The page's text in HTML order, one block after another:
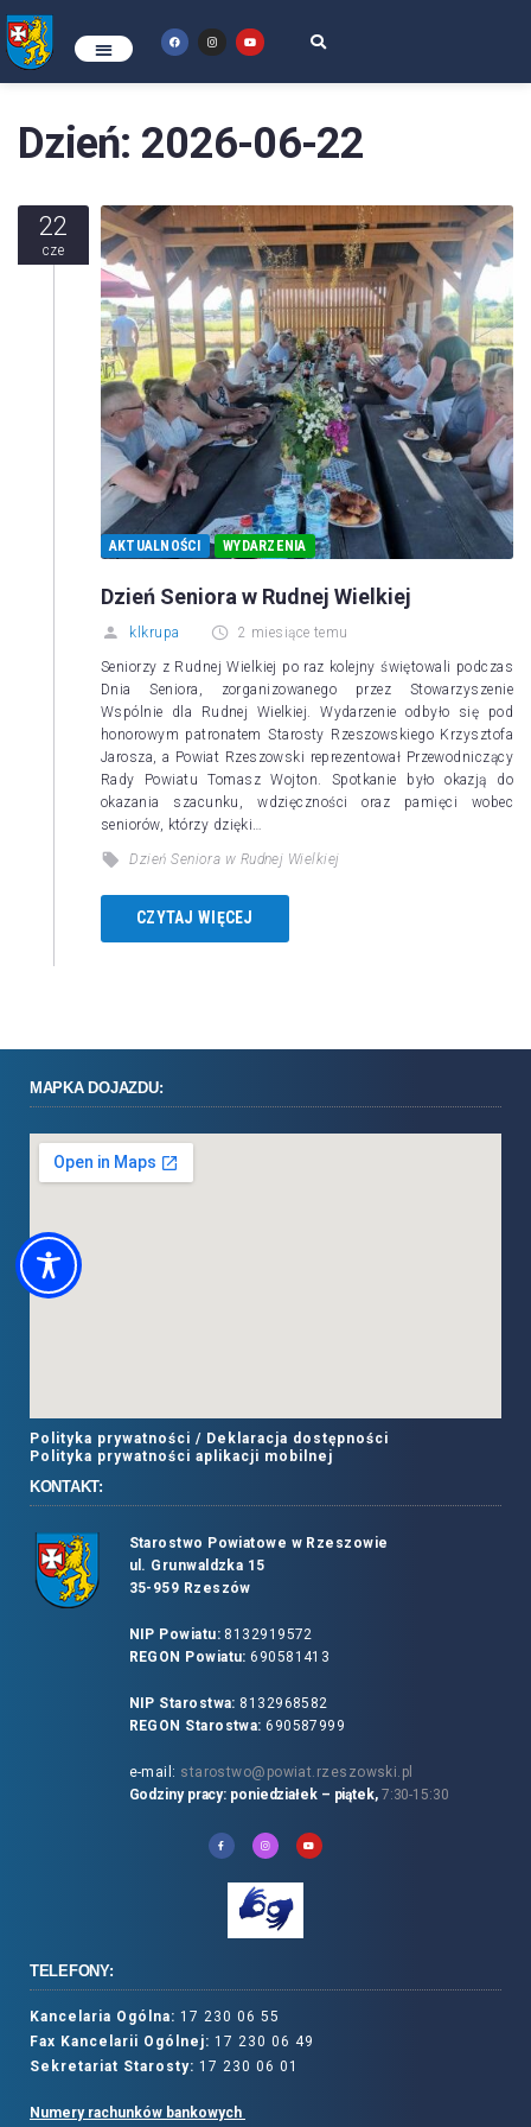
Dzień: 2026-06-22
22
cze
AKTUALNOŚCI WYDARZENIA
Dzień Seniora w Rudnej Wielkiej
klkrupa 2 miesiące temu
Seniorzy z Rudnej Wielkiej po raz kolejny świętowali podczas
Dnia Seniora, zorganizowanego przez Stowarzyszenie
Wspólnie dla Rudnej Wielkiej. Wydarzenie odbyło się pod
honorowym patronatem Starosty Rzeszowskiego Krzysztofa
Jarosza, a Powiat Rzeszowski reprezentował Przewodniczący
Rady Powiatu Tomasz Wojton. Spotkanie było okazją do
okazania szacunku, wdzięczności oraz pamięci wobec
seniorów, którzy dzięki…
Dzień Seniora w Rudnej Wielkiej
CZYTAJ WIĘCEJ
MAPKA DOJAZDU:
Polityka prywatności / Deklaracja dostępności
Polityka prywatności aplikacji mobilnej
KONTAKT:
Starostwo Powiatowe w Rzeszowie
ul. Grunwaldzka 15
35-959 Rzeszów
NIP Powiatu:8132919572
REGON Powiatu: 690581413
NIP Starostwa: 8132968582
REGON Starostwa: 690587999
e-mail: starostwo@powiat.rzeszowski.pl
Godziny pracy: poniedziałek – piątek, 7:30-15:30
TELEFONY:
Kancelaria Ogólna: 17 230 06 55
Fax Kancelarii Ogólnej: 17 230 06 49
Sekretariat Starosty: 17 230 06 01
Numery rachunków bankowych